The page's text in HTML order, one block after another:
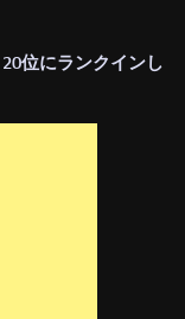
位にランクインし